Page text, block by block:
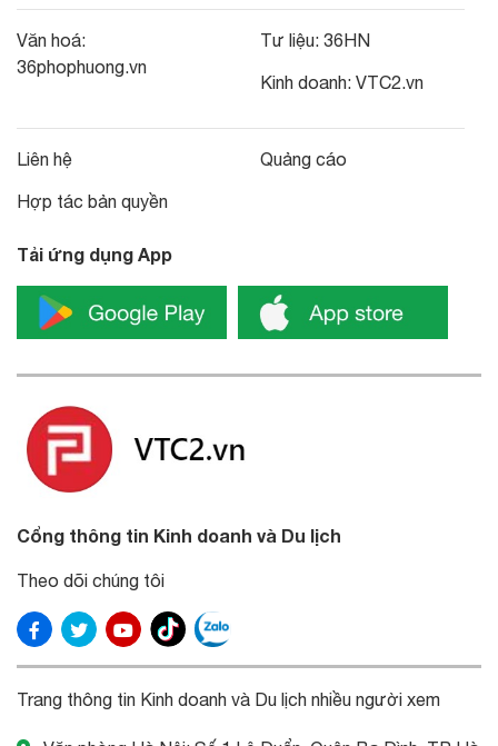
Văn hoá:
36phophuong.vn
Tư liệu: 36HN
Kinh doanh: VTC2.vn
Liên hệ
Hợp tác bản quyền
Quảng cáo
Tải ứng dụng App
Cổng thông tin Kinh doanh và Du lịch
Theo dõi chúng tôi
Trang thông tin Kinh doanh và Du lịch nhiều người xem